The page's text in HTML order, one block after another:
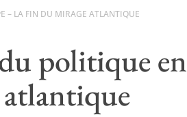
– LA FIN DU MIRAGE ATLANTIQUE
politique en